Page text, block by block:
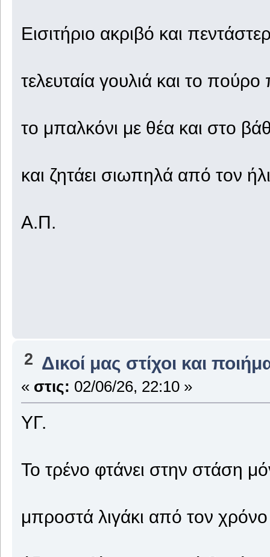
Εισιτήριο ακριβό και
τελευταία γουλιά και το
το μπαλκόνι με θέα και στο
και ζητάει σιωπηλά από τον
Α.Π.
2 Δικοί μας στίχοι και
« στις: 02/06/26, 22:10 »
ΥΓ.
Το τρένο φτάνει στην στάση
μπροστά λιγάκι από τον